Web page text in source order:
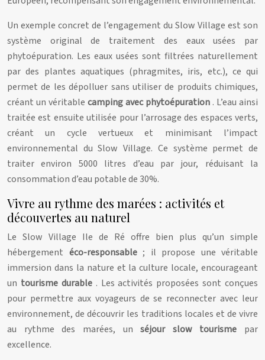
Un exemple concret de l’engagement du Slow Village est son
système original de traitement des eaux usées par
phytoépuration. Les eaux usées sont filtrées naturellement
par des plantes aquatiques (phragmites, iris, etc.), ce qui
permet de les dépolluer sans utiliser de produits chimiques,
créant un véritable camping avec phytoépuration . L’eau ainsi
traitée est ensuite utilisée pour l’arrosage des espaces verts,
créant un cycle vertueux et minimisant l’impact
environnemental du Slow Village. Ce système permet de
traiter environ 5000 litres d’eau par jour, réduisant la
consommation d’eau potable de 30%.
Vivre au rythme des marées : activités et
découvertes au naturel
Le Slow Village Ile de Ré offre bien plus qu’un simple
hébergement éco-responsable ; il propose une véritable
immersion dans la nature et la culture locale, encourageant
un tourisme durable . Les activités proposées sont conçues
pour permettre aux voyageurs de se reconnecter avec leur
environnement, de découvrir les traditions locales et de vivre
au rythme des marées, unséjour slow tourisme par
excellence.